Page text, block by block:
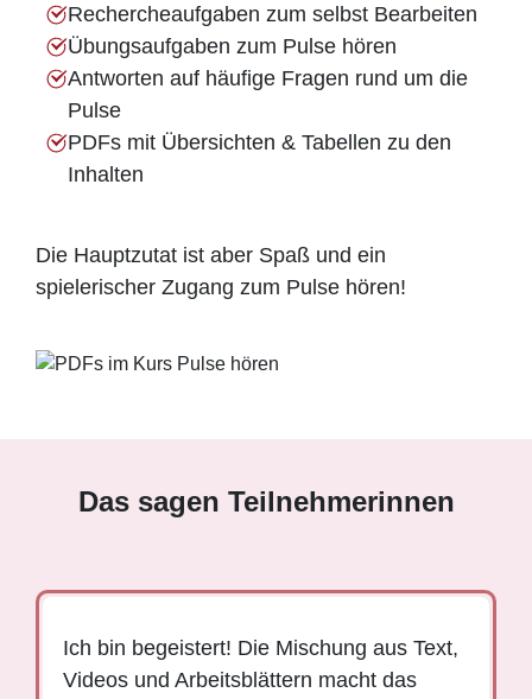
Rechercheaufgaben zum selbst Bearbeiten
Übungsaufgaben zum Pulse hören
Antworten auf häufige Fragen rund um die
Pulse
PDFs mit Übersichten & Tabellen zu den
Inhalten
Die Hauptzutat ist aber Spaß und ein
spielerischer Zugang zum Pulse hören!
Das sagen Teilnehmerinnen
Ich bin begeistert! Die Mischung aus Text,
Videos und Arbeitsblättern macht das